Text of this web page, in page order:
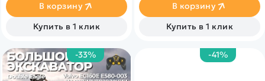
В корзину
Купить в 1 клик
В корзину
Купить в 1 клик
-33% -41%